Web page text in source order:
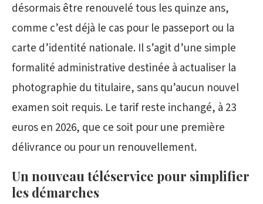
désormais être renouvelé tous les quinze ans,
comme c’est déjà le cas pour le passeport ou la
carte d’identité nationale. Il s’agit d’une simple
formalité administrative destinée à actualiser la
photographie du titulaire, sans qu’aucun nouvel
examen soit requis. Le tarif reste inchangé, à 23
euros en 2026, que ce soit pour une première
délivrance ou pour un renouvellement.
Un nouveau téléservice pour simplifier
les démarches